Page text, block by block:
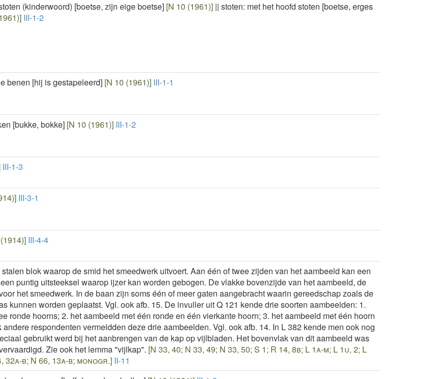
(kinderwoord) [boetse, zijn eige boetse] [N 10 (1961)] || stoten: met het hoofd stoten [boetse, erges
III-1-2
benen [hij is gestapeleerd] [N 10 (1961)] III-1-1
[bukke, bokke] [N 10 (1961)] III-1-2
III-1-3
III-3-1
III-4-4
blok waarop de smid het smeedwerk uitvoert. Aan één of twee zijden van het aambeeld kan een
puntig uitsteeksel waarop ijzer kan worden gebogen. De vlakke bovenzijde van het aambeeld, de
het smeedwerk. In de baan zijn soms één of meer gaten aangebracht waarin gereedschap zoals de
kunnen worden geplaatst. Vgl. ook afb. 15. De invuller uit Q 121 kende drie soorten aambeelden: 1.
ronde hoorns; 2. het aambeeld met één ronde en één vierkante hoorn; 3. het aambeeld met één hoorn
respondenten vermeldden deze drie aambeelden. Vgl. ook afb. 14. In L 382 kende men ook nog
gebruikt werd bij het aanbrengen van de kap op vijlbladen. Het bovenvlak van dit aambeeld was
Zie ook het lemma "vijlkap". [N 33, 40; N 33, 49; N 33, 50; S 1; R 14, 8b; L 1a-m; L 1u, 2; L
32a-b; N 66, 13a-b; monogr.] II-11